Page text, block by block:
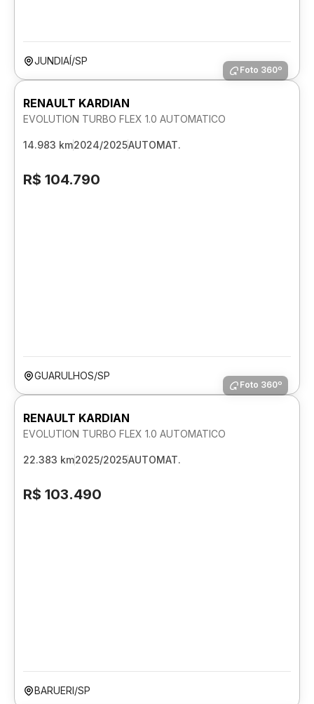
JUNDIAÍ/SP
Foto 360º
RENAULT KARDIAN
EVOLUTION TURBO FLEX 1.0 AUTOMATICO
14.983 km2024/2025AUTOMAT.
R$ 104.790
GUARULHOS/SP
Foto 360º
RENAULT KARDIAN
EVOLUTION TURBO FLEX 1.0 AUTOMATICO
22.383 km2025/2025AUTOMAT.
R$ 103.490
BARUERI/SP